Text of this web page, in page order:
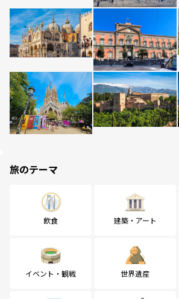
旅のテーマ
飲食 建築・アート
イベント・観戦 世界遺産